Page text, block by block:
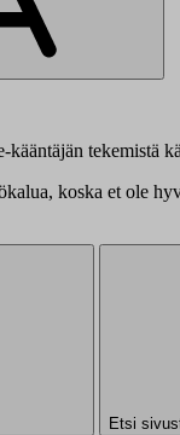
tekemistä
koska et ole
Etsi